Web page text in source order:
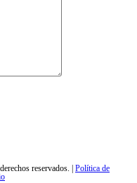
reservados. | Política de